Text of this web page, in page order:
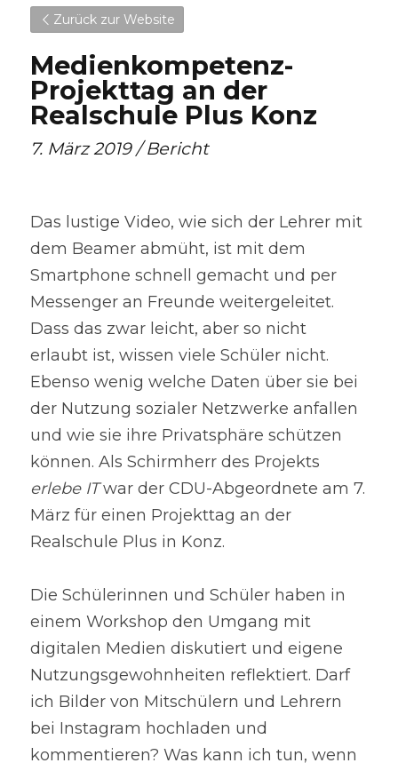
Zurück zur Website
Medienkompetenz-
Projekttag an der
Realschule Plus Konz
7. März 2019 / Bericht
Das lustige Video, wie sich der Lehrer mit
dem Beamer abmüht, ist mit dem
Smartphone schnell gemacht und per
Messenger an Freunde weitergeleitet.
Dass das zwar leicht, aber so nicht
erlaubt ist, wissen viele Schüler nicht.
Ebenso wenig welche Daten über sie bei
der Nutzung sozialer Netzwerke anfallen
und wie sie ihre Privatsphäre schützen
erlebe IT war der CDU-Abgeordnete am 7.
März für einen Projekttag an der
Realschule Plus in Konz.
Die Schülerinnen und Schüler haben in
einem Workshop den Umgang mit
digitalen Medien diskutiert und eigene
Nutzungsgewohnheiten reflektiert. Darf
ich Bilder von Mitschülern und Lehrern
bei Instagram hochladen und
kommentieren? Was kann ich tun, wenn